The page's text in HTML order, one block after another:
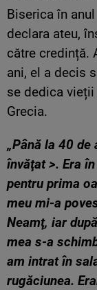
Biserica în
declara ateu,
către credință.
ani, el a decis
se dedica
Grecia.
„Până la 40 de
învăţat >. Era
pentru prima
meu mi-a
Neamţ, iar
mea s-a
am intrat în
rugăciunea.